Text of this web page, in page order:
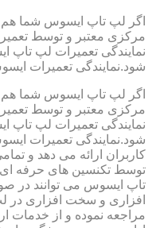
اگر لپ تاپ ایسوس شما هم
مرکزی معتبر و توسط
نمایندگی تعمیرات لپ تاپ
شود.نمایندگی تعمیرات
اگر لپ تاپ ایسوس شما هم
مرکزی معتبر و توسط
نمایندگی تعمیرات لپ تاپ
شود.نمایندگی تعمیرات
کاربران ارائه می دهد و
توسط تکنسین های حرفه ای
تاپ ایسوس می توانند در
افزاری و سخت افزاری در
مراجعه نموده و از خدمات